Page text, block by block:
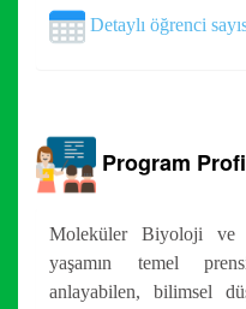
Detaylı öğrenci
Program
Moleküler Biyoloji ve
yaşamın temel
anlayabilen, bilimsel